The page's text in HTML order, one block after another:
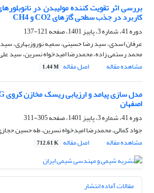
کاربرد در جذب سطحی گازهای CO2 و CH4
دوره 41، شماره 3، پاییز 1401، صفحه
121-137
عرفان اسدی، سید رضا حسینی، سمیه نوروزبهاری، سید
محمد رستمی زاده، محمدرضا امیدخواه نسرین، سید
مشاهده مقاله
اصل مقاله 1.44 M
اصفهان
دوره 41، شماره 3، پاییز 1401، صفحه
305-311
جواد کمالی، محمدرضا امیدخواه نسرین، طه حسین
مشاهده مقاله
اصل مقاله 712.61 K
مقالات آماده انتشار